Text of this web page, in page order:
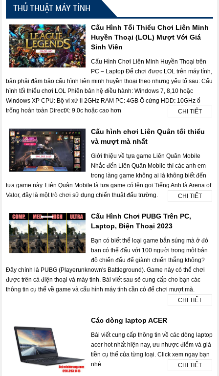
THỦ THUẬT MÁY TÍNH
Cấu Hình Tối Thiểu Chơi Liên Minh
Huyền Thoại (LOL) Mượt Với Giá
Sinh Viên
Cấu Hình Chơi Liên Minh Huyền Thoại trên
PC – Laptop Để chơi được LOL trên máy tính,
bản phải đảm bảo cấu hình liên minh huyền thoại theo nhưng yếu tố sau: Cấu
hình tối thiểu chơi LOL Phiên bản hệ điều hành: Windows 7, 8,10 hoặc
Windows XP CPU: Bộ vi xử lí 2GHz RAM PC: 4GB Ổ cứng HDD: 10GHz ổ
trống hoàn toàn DirectX: 9.0c hoặc cao hơn
CHI TIẾT
Cấu hình chơi Liên Quân tối thiểu
và mượt mà nhất
Giới thiệu về tựa game Liên Quân Mobile
Nhắc đến Liên Quân Mobile thì các anh em
trong làng game không ai là không biết đến
tựa game này. Liên Quân Mobile là tựa game có tên gọi Tiếng Anh là Arena of
Valor, đây là một trò chơi sử dụng chiến thuật đấu trường.
CHI TIẾT
Cấu Hình Chơi PUBG Trên PC,
Laptop, Điện Thoại 2023
Bạn có biết thể loại game bắn súng mà ở đó
bạn có thể đấu với 100 người trong một bản
đồ chiến đấu để giành chiến thắng không?
Đây chính là PUBG (Playerunknown's Battleground). Game này có thể chơi
được trên cả điện thoại và máy tính. Bài viết sau sẽ cung cấp cho bạn các
thông tin cụ thể về game và cấu hình máy tính cần có để chơi mượt mà.
CHI TIẾT
Các dòng laptop ACER
Bài viết cung cấp thông tin về các dòng laptop
acer hot nhất hiện nay, ưu nhược điểm và giá
tiền cụ thể của từng loại. Click xem ngay bạn
nhé
CHI TIẾT